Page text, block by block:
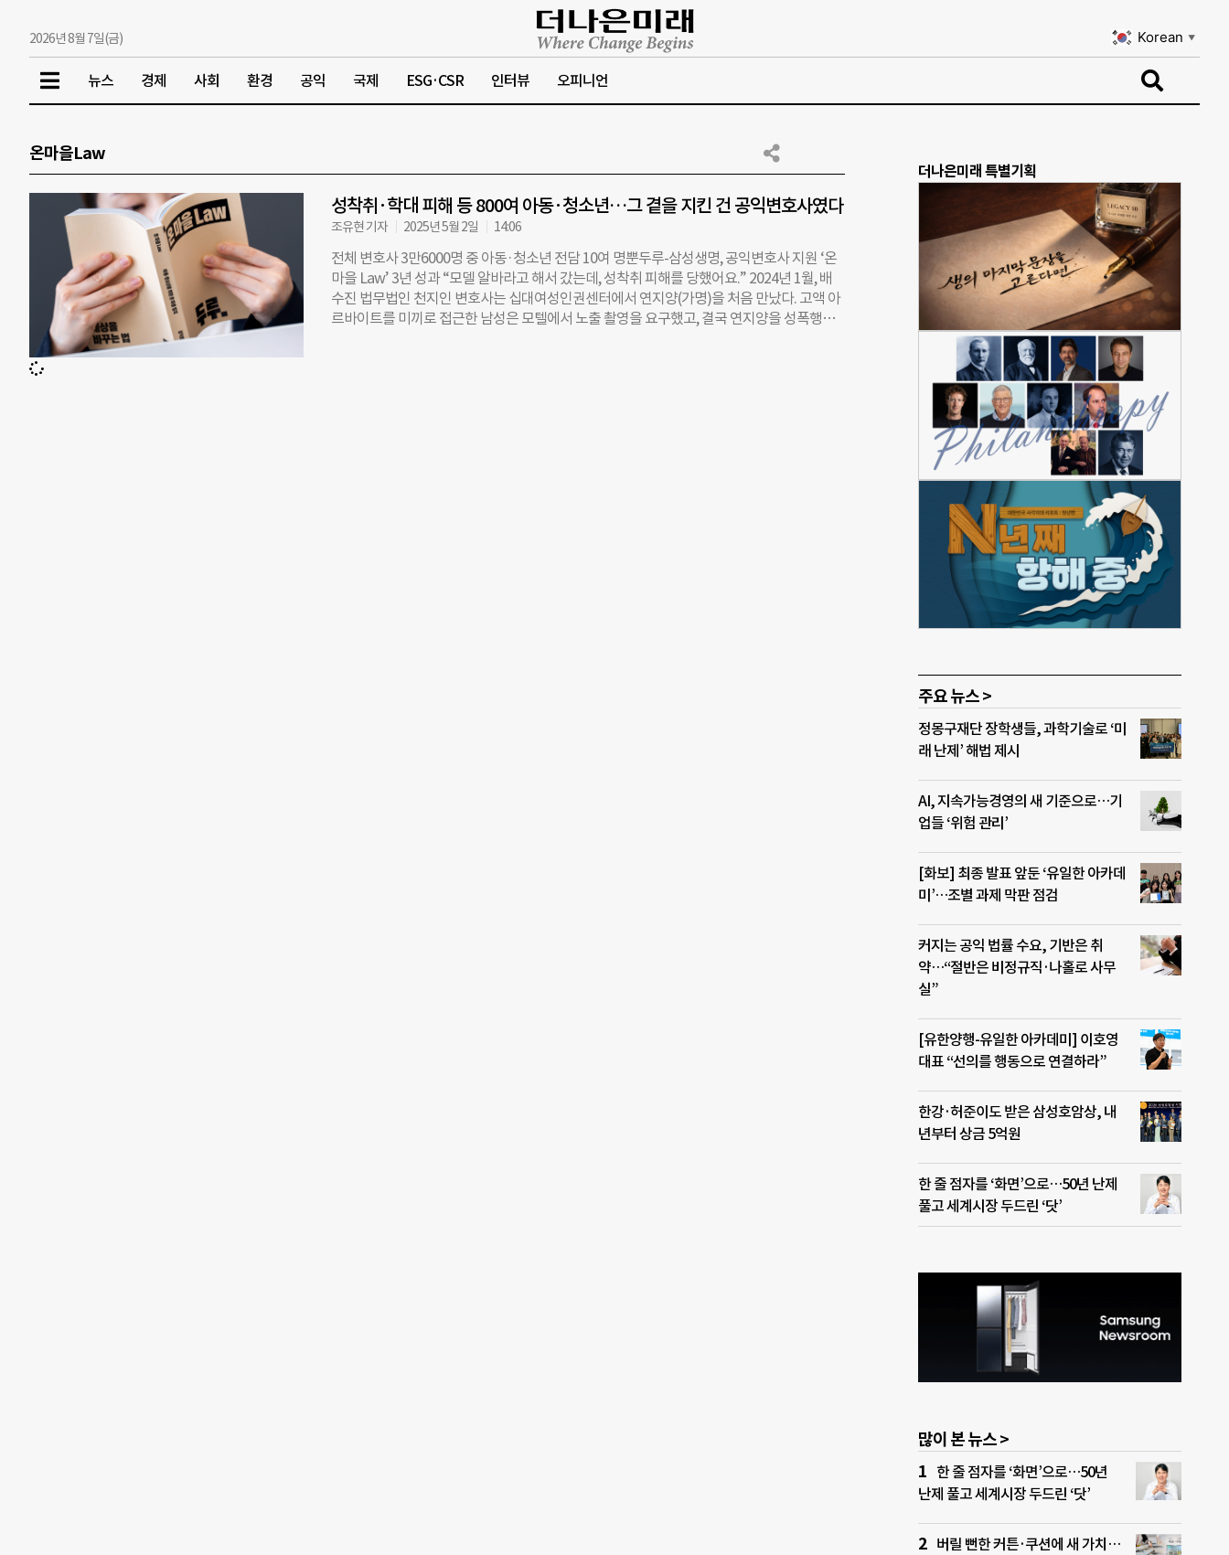
2026년 8월 7일(금) Korean ▼
뉴스 경제 사회 환경 공익 국제 ESG·CSR 인터뷰 오피니언
온마을Law
성착취·학대 피해 등 800여 아동·청소년…그 곁을 지킨 건 공익변호사였다
조유현 기자 2025년 5월 2일 14:06
전체 변호사 3만6000명 중 아동·청소년 전담 10여 명뿐두루-삼성생명, 공익변호사 지원 ‘온
마을 Law’ 3년 성과 “모델 알바라고 해서 갔는데, 성착취 피해를 당했어요.” 2024년 1월, 배
수진 법무법인 천지인 변호사는 십대여성인권센터에서 연지양(가명)을 처음 만났다. 고액 아
르바이트를 미끼로 접근한 남성은 모텔에서 노출 촬영을 요구했고, 결국 연지양을 성폭행했
더나은미래 특별기획
주요 뉴스 >
정몽구재단 장학생들, 과학기술로 ‘미
래 난제’ 해법 제시
AI, 지속가능경영의 새 기준으로…기
업들 ‘위험 관리’
[화보] 최종 발표 앞둔 ‘유일한 아카데
미’…조별 과제 막판 점검
커지는 공익 법률 수요, 기반은 취
약…“절반은 비정규직·나홀로 사무
실”
[유한양행-유일한 아카데미] 이호영
대표 “선의를 행동으로 연결하라”
한강·허준이도 받은 삼성호암상, 내
년부터 상금 5억원
한 줄 점자를 ‘화면’으로…50년 난제
풀고 세계시장 두드린 ‘닷’
많이 본 뉴스 >
한 줄 점자를 ‘화면’으로…50년
난제 풀고 세계시장 두드린 ‘닷’
버릴 뻔한 커튼·쿠션에 새 가치…